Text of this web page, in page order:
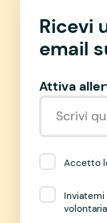
Ricevi
email
Attiva
Accetto